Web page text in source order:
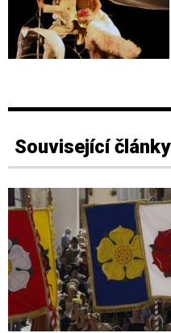
Související články